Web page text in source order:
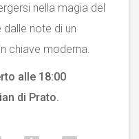
nella magia del
note di un
chiave moderna.
alle 18:00
di Prato.